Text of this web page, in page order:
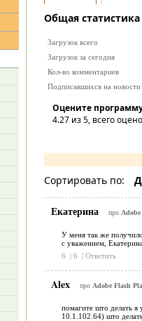
Общая статистика
Загрузок всего
Загрузок за сегодня
Кол-во комментариев
Подписавшихся на
Оцените
4.27из 5, всего
Сортировать по:
Екатерина про
У меня так же
с уважением,
6
| 6 | Ответить
Alex про Adobe Flash
помагите што делать я
10.1.102.64) што